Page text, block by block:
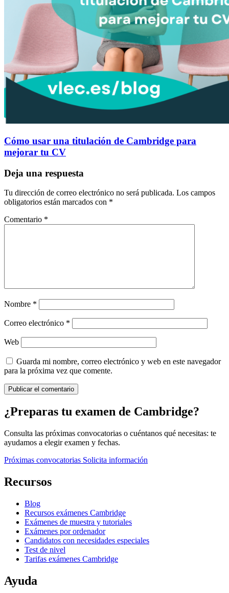
Cómo usar una titulación de Cambridge para
mejorar tu CV
Deja una respuesta
Tu dirección de correo electrónico no será publicada. Los campos
obligatorios están marcados con *
Comentario *
Nombre *
Correo electrónico *
Web
Guarda mi nombre, correo electrónico y web en este navegador
para la próxima vez que comente.
¿Preparas tu examen de Cambridge?
Consulta las próximas convocatorias o cuéntanos qué necesitas: te
ayudamos a elegir examen y fechas.
Próximas convocatorias Solicita información
Recursos
Blog
Recursos exámenes Cambridge
Exámenes de muestra y tutoriales
Exámenes por ordenador
Candidatos con necesidades especiales
Test de nivel
Tarifas exámenes Cambridge
Ayuda